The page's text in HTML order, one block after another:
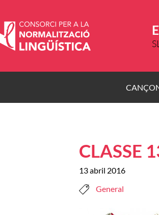
CLASSE
13 abril 2016
General